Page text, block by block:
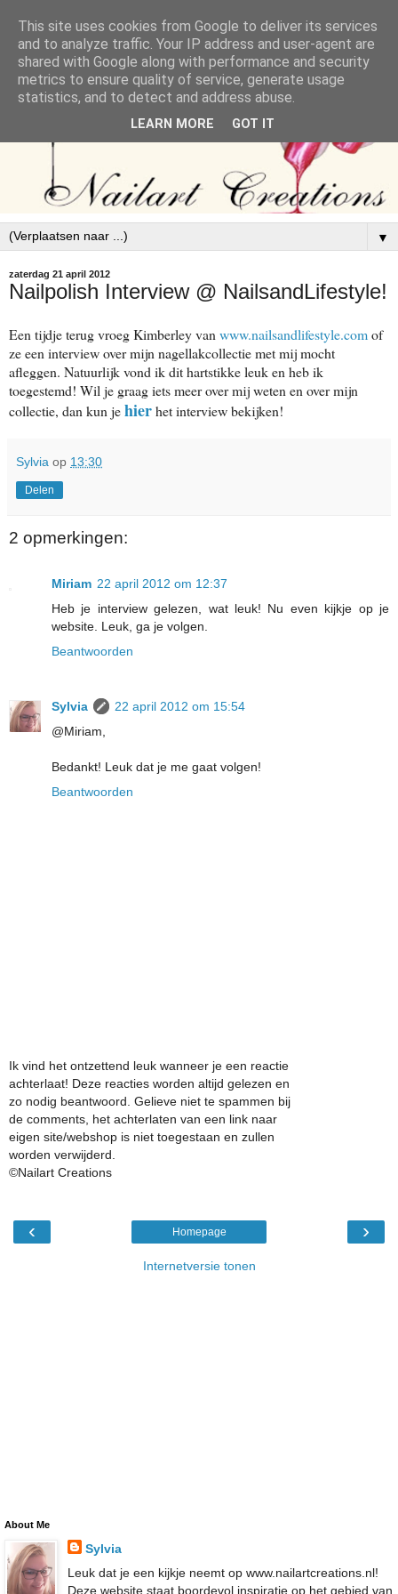
▼
zaterdag 21 april 2012
Nailpolish Interview @ NailsandLifestyle!
Een tijdje terug vroeg Kimberley van www.nailsandlifestyle.comof
ze een interview over mijn nagellakcollectie met mij mocht
afleggen. Natuurlijk vond ik dit hartstikke leuk en heb ik
toegestemd! Wil je graag iets meer over mij weten en over mijn
collectie, dan kun jehierhet interview bekijken!
Sylvia op 13:30
Delen
2 opmerkingen:
Miriam 22 april 2012 om 12:37
Heb je interview gelezen, wat leuk! Nu even kijkje op je
website. Leuk, ga je volgen.
Beantwoorden
Sylvia
22 april 2012 om 15:54
@Miriam,
Bedankt! Leuk dat je me gaat volgen!
Beantwoorden
Ik vind het ontzettend leuk wanneer je een reactie
achterlaat! Deze reacties worden altijd gelezen en
zo nodig beantwoord. Gelieve niet te spammen bij
de comments, het achterlaten van een link naar
eigen site/webshop is niet toegestaan en zullen
worden verwijderd.
©Nailart Creations
‹ ›
Homepage
Internetversie tonen
About Me
Sylvia
Leuk dat je een kijkje neemt op www.nailartcreations.nl!
Deze website staat boordevol inspiratie op het gebied van
This site uses cookies from Google to deliver its services
and to analyze traffic. Your IP address and user-agent are
shared with Google along with performance and security
metrics to ensure quality of service, generate usage
statistics, and to detect and address abuse.
LEARN MORE GOT IT